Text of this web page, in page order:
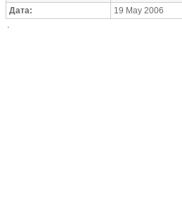
Дата:
19 May 2006